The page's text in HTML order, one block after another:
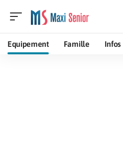
Equipement Famille Infos